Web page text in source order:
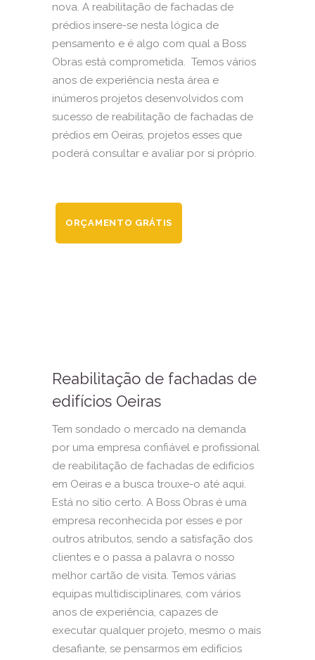
nova. A reabilitação de fachadas de
prédios insere-se nesta lógica de
pensamento e é algo com qual a Boss
Obras está comprometida. Temos vários
anos de experiência nesta área e
inúmeros projetos desenvolvidos com
sucesso de reabilitação de fachadas de
prédios em Oeiras, projetos esses que
poderá consultar e avaliar por si próprio.
ORÇAMENTO GRÁTIS
Reabilitação de fachadas de
edifícios Oeiras
Tem sondado o mercado na demanda
por uma empresa confiável e profissional
de reabilitação de fachadas de edifícios
em Oeiras e a busca trouxe-o até aqui.
Está no sítio certo. A Boss Obras é uma
empresa reconhecida por esses e por
outros atributos, sendo a satisfação dos
clientes e o passa a palavra o nosso
melhor cartão de visita. Temos várias
equipas multidisciplinares, com vários
anos de experiência, capazes de
executar qualquer projeto, mesmo o mais
desafiante, se pensarmos em edifícios